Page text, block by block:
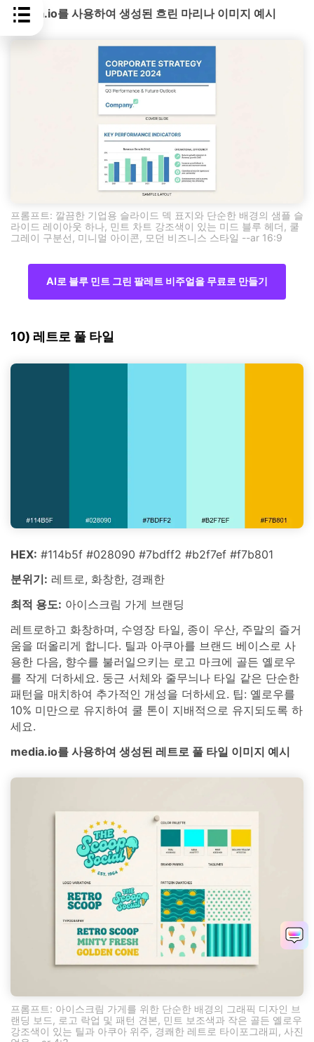
media.io를 사용하여 생성된 흐린 마리나 이미지 예시
프롬프트: 깔끔한 기업용 슬라이드 덱 표지와 단순한 배경의 샘플 슬
라이드 레이아웃 하나, 민트 차트 강조색이 있는 미드 블루 헤더, 쿨
그레이 구분선, 미니멀 아이콘, 모던 비즈니스 스타일 --ar 16:9
AI로 블루 민트 그린 팔레트 비주얼을 무료로 만들기
10) 레트로 풀 타일
HEX: #114b5f #028090 #7bdff2 #b2f7ef #f7b801
분위기: 레트로, 화창한, 경쾌한
최적 용도: 아이스크림 가게 브랜딩
레트로하고 화창하며, 수영장 타일, 종이 우산, 주말의 즐거
움을 떠올리게 합니다. 틸과 아쿠아를 브랜드 베이스로 사
용한 다음, 향수를 불러일으키는 로고 마크에 골든 옐로우
를 작게 더하세요. 둥근 서체와 줄무늬나 타일 같은 단순한
패턴을 매치하여 추가적인 개성을 더하세요. 팁: 옐로우를
10% 미만으로 유지하여 쿨 톤이 지배적으로 유지되도록 하
세요.
media.io를 사용하여 생성된 레트로 풀 타일 이미지 예시
프롬프트: 아이스크림 가게를 위한 단순한 배경의 그래픽 디자인 브
랜딩 보드, 로고 락업 및 패턴 견본, 민트 보조색과 작은 골든 옐로우
강조색이 있는 틸과 아쿠아 위주, 경쾌한 레트로 타이포그래피, 사진